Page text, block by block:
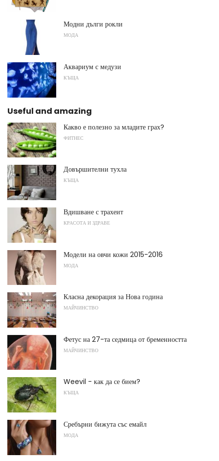
Модни дълги рокли
МОДА
Аквариум с медузи
КЪЩА
Useful and amazing
Какво е полезно за младите грах?
ФИТНЕС
Довършителни тухла
КЪЩА
Вдишване с трахеит
КРАСОТА И ЗДРАВЕ
Модели на овчи кожи 2015-2016
МОДА
Класна декорация за Нова година
МАЙЧИНСТВО
Фетус на 27-та седмица от бременността
МАЙЧИНСТВО
Weevil - как да се бием?
КЪЩА
Сребърни бижута със емайл
МОДА